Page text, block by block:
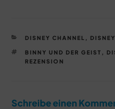
KATEGORIEN
DISNEY CHANNEL ,
SCHLAGWÖRTER
BINNY UND DER GEIST ,
REZENSION
Schreibe einen